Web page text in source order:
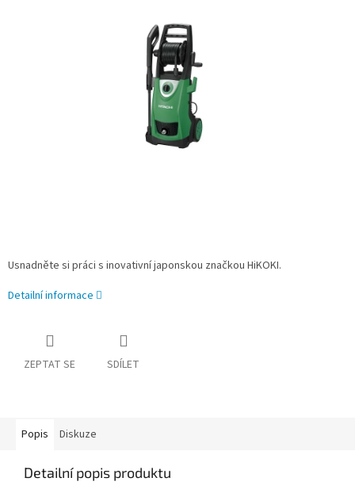
Usnadněte si práci s inovativní japonskou značkou HiKOKI.
Detailní informace
ZEPTAT SE SDÍLET
Popis Diskuze
Detailní popis produktu